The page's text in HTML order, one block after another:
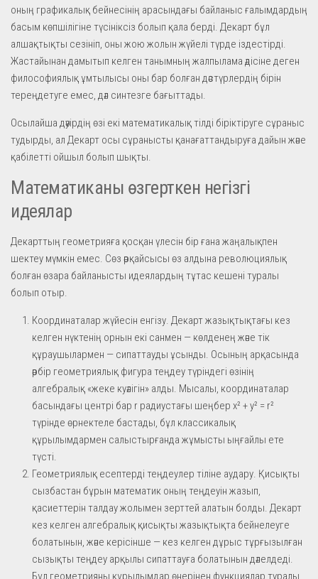
оның графикалық бейнесінің арасындағы байланыс ғалымдардың
басым көпшілігіне түсініксіз болып қала берді. Декарт бұл
алшақтықты сезініп, оны жою жолын жүйелі түрде іздестірді.
Жастайынан дамытып келген танымның жалпылама әдісіне деген
философиялық ұмтылысы оны бар болған дәстүрлердің бірін
тереңдетуге емес, дәл синтезге бағыттады.
Осылайша дәуірдің өзі екі математикалық тілді біріктіруге сұраныс
тудырды, ал Декарт осы сұранысты қанағаттандыруға дайын және
қабілетті ойшыл болып шықты.
Математиканы өзгерткен негізгі
идеялар
Декарттың геометрияға қосқан үлесін бір ғана жаңалықпен
шектеу мүмкін емес. Сөз әрқайсысы өз алдына революциялық
болған өзара байланысты идеялардың тұтас кешені туралы
болып отыр.
Координаталар жүйесін енгізу. Декарт жазықтықтағы кез
келген нүктенің орнын екі санмен — көлденең және тік
құраушылармен — сипаттауды ұсынды. Осының арқасында
әрбір геометриялық фигура теңдеу түріндегі өзінің
алгебралық «жеке куәлігін» алды. Мысалы, координаталар
басындағы центрі бар r радиустағы шеңбер x² + y² = r²
түрінде өрнектеле бастады, бұл классикалық
құрылымдармен салыстырғанда жұмысты ыңғайлы ете
түсті.
Геометриялық есептерді теңдеулер тіліне аудару. Қисықты
сызбастан бұрын математик оның теңдеуін жазып,
қасиеттерін талдау жолымен зерттей алатын болды. Декарт
кез келген алгебралық қисықты жазықтықта бейнелеуге
болатынын, және керісінше — кез келген дұрыс тұрғызылған
сызықты теңдеу арқылы сипаттауға болатынын дәлелдеді.
Бұл геометрияны құрылымдар өнерінен функциялар туралы